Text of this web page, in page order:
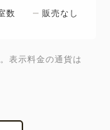
数 販売なし
表示料金の通貨は